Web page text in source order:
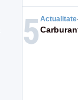
5 Actualitate-